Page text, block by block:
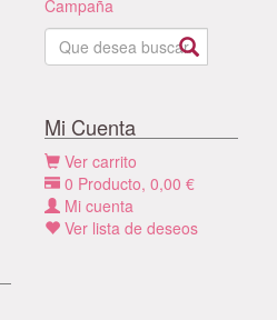
Campaña
Mi Cuenta
Ver carrito
0 Producto, 0,00 €
Mi cuenta
Ver lista de deseos